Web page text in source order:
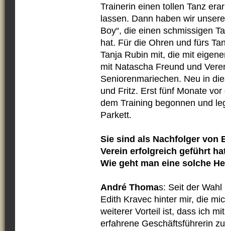
Trainerin einen tollen Tanz
lassen. Dann haben wir
Boy“, die einen schmissigen
hat. Für die Ohren und fürs
Tanja Rubin mit, die mit
mit Natascha Freund und
Seniorenmariechen. Neu in
und Fritz. Erst fünf Monate
dem Training begonnen und
Parkett.
Sie sind als Nachfolger von
Verein erfolgreich geführt
Wie geht man eine solche
André Thomas: Seit der
Edith Kravec hinter mir, die
weiterer Vorteil ist, dass ich
erfahrene Geschäftsführerin